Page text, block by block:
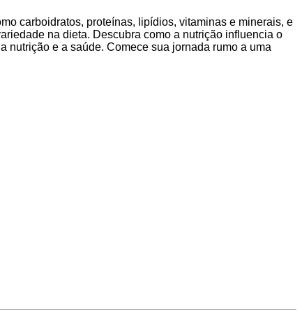
carboidratos, proteínas, lipídios, vitaminas e minerais, e
na dieta. Descubra como a nutrição influencia o
nutrição e a saúde. Comece sua jornada rumo a uma